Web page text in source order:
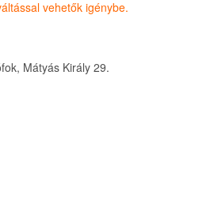
vehetők igénybe.
Mátyás Király 29.